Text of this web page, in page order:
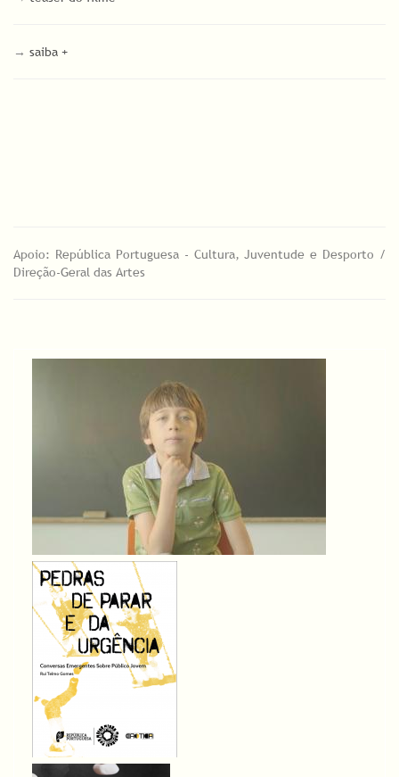
→ saiba +
Apoio: República Portuguesa - Cultura, Juventude e Desporto /
Direção-Geral das Artes